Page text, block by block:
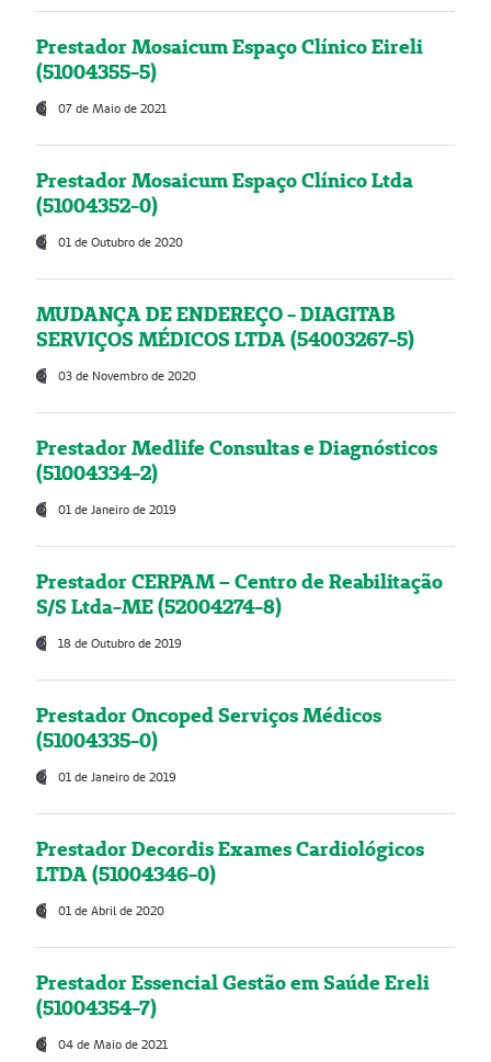
Prestador Mosaicum Espaço Clínico Eireli
(51004355-5)
07 de Maio de 2021
Prestador Mosaicum Espaço Clínico Ltda
(51004352-0)
01 de Outubro de 2020
MUDANÇA DE ENDEREÇO - DIAGITAB
SERVIÇOS MÉDICOS LTDA (54003267-5)
03 de Novembro de 2020
Prestador Medlife Consultas e Diagnósticos
(51004334-2)
01 de Janeiro de 2019
Prestador CERPAM – Centro de Reabilitação
S/S Ltda-ME (52004274-8)
18 de Outubro de 2019
Prestador Oncoped Serviços Médicos
(51004335-0)
01 de Janeiro de 2019
Prestador Decordis Exames Cardiológicos
LTDA (51004346-0)
01 de Abril de 2020
Prestador Essencial Gestão em Saúde Ereli
(51004354-7)
04 de Maio de 2021